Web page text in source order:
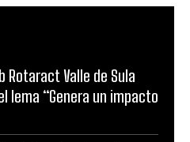
Rotaract Valle de Sula
lema “Genera un impacto